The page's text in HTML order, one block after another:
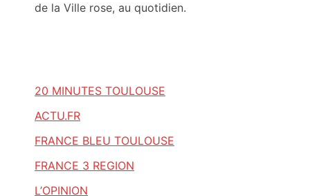
de la Ville rose, au quotidien.
20 MINUTES TOULOUSE
ACTU.FR
FRANCE BLEU TOULOUSE
FRANCE 3 REGION
L’OPINION